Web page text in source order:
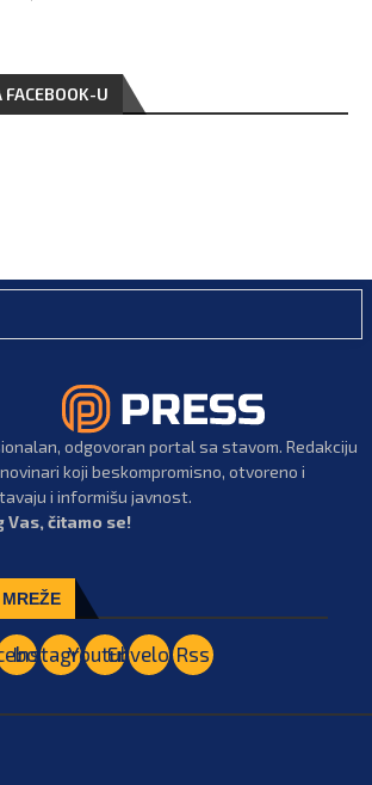
FACEBOOK-U
odgovoran portal sa stavom. Redakciju
koji beskompromisno, otvoreno i
i informišu javnost.
Vas, čitamo se!
Instagram
YoutubeEnvelopeRss